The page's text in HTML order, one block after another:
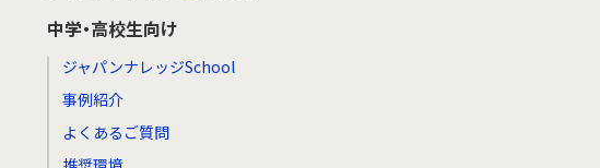
中学・高校生向け
ジャパンナレッジSchool
事例紹介
よくあるご質問